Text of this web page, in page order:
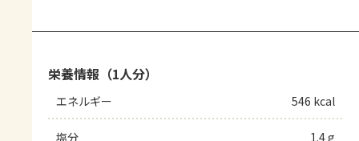
栄養情報（1人分）
エネルギー 546 kcal
塩分 1.4 g